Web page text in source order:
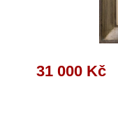
31 000 Kč